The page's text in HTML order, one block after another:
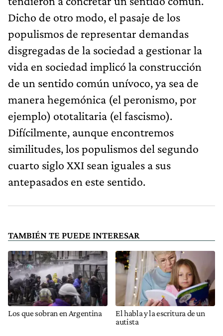
Dicho de otro modo, el pasaje de los
populismos de representar demandas
disgregadas de la sociedad a gestionar la
vida en sociedad implicó la construcción
de un sentido común unívoco, ya sea de
manera hegemónica (el peronismo, por
ejemplo) ototalitaria (el fascismo).
Difícilmente, aunque encontremos
similitudes, los populismos del segundo
cuarto siglo XXI sean iguales a sus
antepasados en este sentido.
TAMBIÉN TE PUEDE INTERESAR
Los que sobran en Argentina
El habla y la escritura de un
autista